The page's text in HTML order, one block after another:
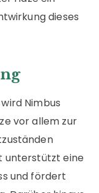
dieses
Nimbus
vor allem zur
unterstützt eine
und fördert